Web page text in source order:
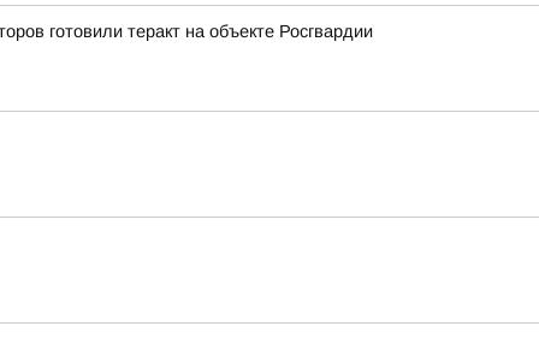
готовили теракт на объекте Росгвардии